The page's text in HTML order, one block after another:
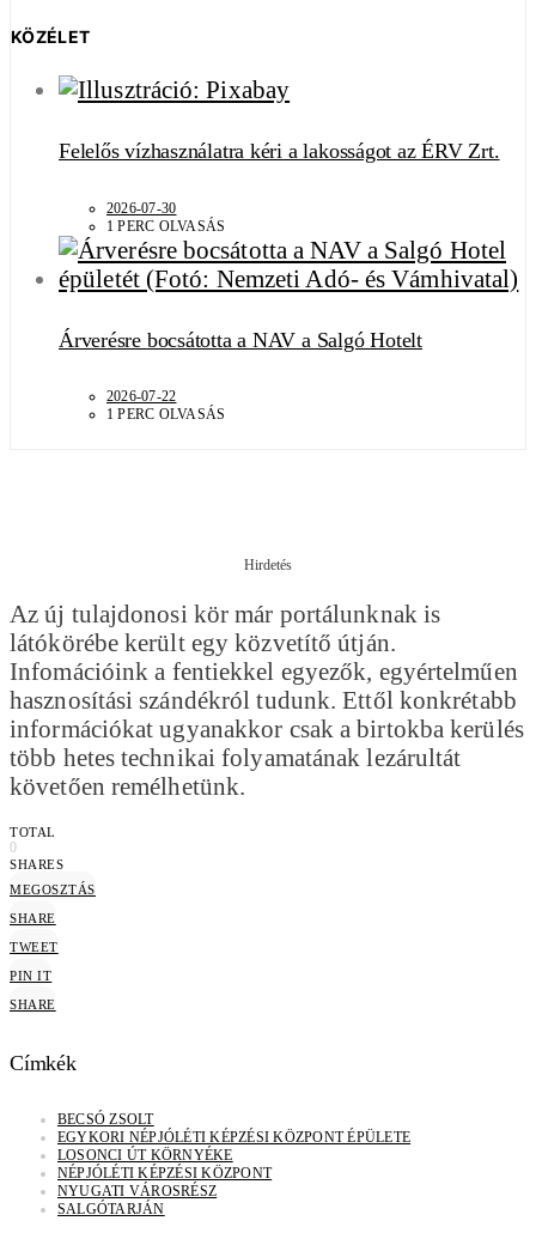
KÖZÉLET
Felelős vízhasználatra kéri a lakosságot az ÉRV Zrt.
2026-07-30
1 PERC OLVASÁS
Árverésre bocsátotta a NAV a Salgó Hotelt
2026-07-22
1 PERC OLVASÁS
Hirdetés
Az új tulajdonosi kör már portálunknak is
látókörébe került egy közvetítő útján.
Infomációink a fentiekkel egyezők, egyértelműen
hasznosítási szándékról tudunk. Ettől konkrétabb
információkat ugyanakkor csak a birtokba kerülés
több hetes technikai folyamatának lezárultát
követően remélhetünk.
TOTAL
0
SHARES
MEGOSZTÁS
SHARE
TWEET
PIN IT
SHARE
Címkék
BECSÓ ZSOLT
EGYKORI NÉPJÓLÉTI KÉPZÉSI KÖZPONT ÉPÜLETE
LOSONCI ÚT KÖRNYÉKE
NÉPJÓLÉTI KÉPZÉSI KÖZPONT
NYUGATI VÁROSRÉSZ
SALGÓTARJÁN